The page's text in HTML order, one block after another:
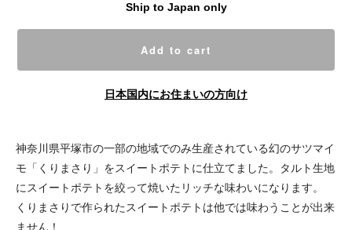
Ship to Japan only
Add to cart
日本国内にお住まいの方向け
神奈川県平塚市の一部の地域でのみ生産されている幻のサツマイ
モ「くりまさり」をスイートポテトに仕立てました。タルト生地
にスイートポテトを絞って焼いたリッチな味わいになります。
くりまさりで作られたスイートポテトは他では味わうことが出来
ません！